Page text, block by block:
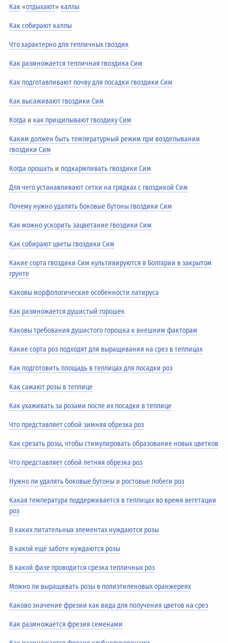
Как «отдыхают» каллы
Как собирают каллы
Что характерно для тепличных гвоздик
Как размножается тепличная гвоздика Сим
Как подготавливают почву для посадки гвоздики Сим
Как высаживают гвоздики Сим
Когда и как прищипывают гвоздику Сим
Каким должен быть температурный режим при возделывании
гвоздики Сим
Когда орошать и подкармливать гвоздики Сим
Для чего устанавливают сетки на грядках с гвоздикой Сим
Почему нужно удалять боковые бутоны гвоздики Сим
Как можно ускорить зацветание гвоздики Сим
Как собирают цветы гвоздики Сим
Какие сорта гвоздики Сим культивируются в Болгарии в закрытом
грунте
Каковы морфологические особенности латируса
Как размножается душистый горошек
Каковы требования душистого горошка к внешним факторам
Какие сорта роз подходят для выращивания на срез в теплицах
Как подготовить площадь в теплицах для посадки роз
Как сажают розы в теплице
Как ухаживать за розами после их посадки в теплице
Что представляет собой зимняя обрезка роз
Как срезать розы,чтобы стимулировать образование новых цветков
Что представляет собой летняя обрезка роз
Нужно ли удалять боковые бутоны и ростовые побеги роз
Какая температура поддерживается в теплицах во время вегетации
роз
В каких питательных элементах нуждаются розы
В какой ещё заботе нуждаются розы
В какой фазе проводится срезка тепличных роз
Можно ли выращивать розы в полиэтиленовых оранжереях
Каково значение фрезии как вида для получения цветов на срез
Как размножается фрезия семенами